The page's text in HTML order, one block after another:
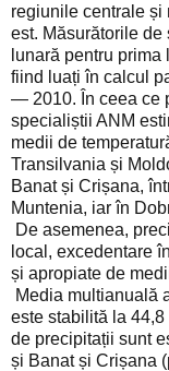
regiunile centrale și
est. Măsurătorile
lunară pentru
fiind luați în calcul
— 2010. În ceea ce
specialiștii ANM
medii de
Transilvania și
Banat și Crișana,
Muntenia, iar în
De asemenea,
local, excedentare
și apropiate de
Media multianuală
este stabilită la
de precipitații sunt
și Banat și Crișana